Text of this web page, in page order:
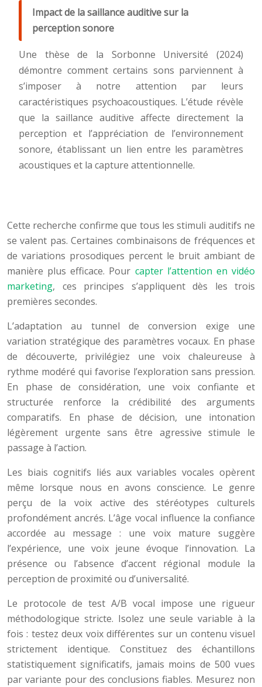
Impact de la saillance auditive sur la
perception sonore
Une thèse de la Sorbonne Université (2024)
démontre comment certains sons parviennent à
s’imposer à notre attention par leurs
caractéristiques psychoacoustiques. L’étude révèle
que la saillance auditive affecte directement la
perception et l’appréciation de l’environnement
sonore, établissant un lien entre les paramètres
acoustiques et la capture attentionnelle.
Cette recherche confirme que tous les stimuli auditifs ne
se valent pas. Certaines combinaisons de fréquences et
de variations prosodiques percent le bruit ambiant de
manière plus efficace. Pour capter l’attention en vidéo
marketing, ces principes s’appliquent dès les trois
premières secondes.
L’adaptation au tunnel de conversion exige une
variation stratégique des paramètres vocaux. En phase
de découverte, privilégiez une voix chaleureuse à
rythme modéré qui favorise l’exploration sans pression.
En phase de considération, une voix confiante et
structurée renforce la crédibilité des arguments
comparatifs. En phase de décision, une intonation
légèrement urgente sans être agressive stimule le
passage à l’action.
Les biais cognitifs liés aux variables vocales opèrent
même lorsque nous en avons conscience. Le genre
perçu de la voix active des stéréotypes culturels
profondément ancrés. L’âge vocal influence la confiance
accordée au message : une voix mature suggère
l’expérience, une voix jeune évoque l’innovation. La
présence ou l’absence d’accent régional module la
perception de proximité ou d’universalité.
Le protocole de test A/B vocal impose une rigueur
méthodologique stricte. Isolez une seule variable à la
fois : testez deux voix différentes sur un contenu visuel
strictement identique. Constituez des échantillons
statistiquement significatifs, jamais moins de 500 vues
par variante pour des conclusions fiables. Mesurez non